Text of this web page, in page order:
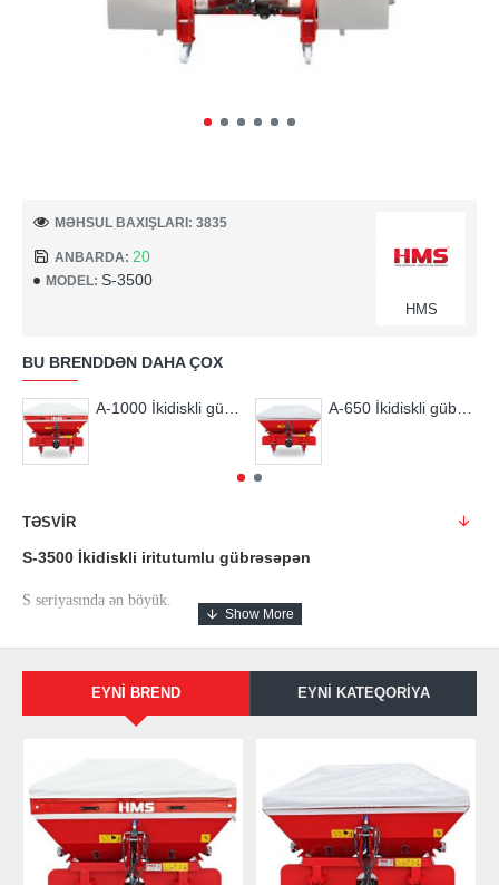
ANBARDA: 20
MODEL: S-3500
HMS
MƏHSUL BAXIŞLARI: 3835
BU BRENDDƏN DAHA ÇOX
A-650 İkidiskli gübrəsəpən
TƏSVIR
S-3500 İkidiskli iritutumlu gübrəsəpən
S seriyasında ən böyük.
Yüksək keyfiyyətlə hazırlanmış möhkəm quruluşlu kuzov iritutumlu
işlər üçün gözəl variant olmaqla, yığcam dizaynı ilə, möhkəm quruluşu
Açma-qapama qoşa hidvarlik sistem daha dəqiq və səmərəli
idarəetməyə malik olmaqla yüksək iş imkanlarına malikdir.
EYNI BREND EYNI KATEQORIYA